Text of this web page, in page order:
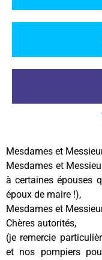
Mesdames et
Mesdames et
à certaines épouses
époux de maire !),
Mesdames et
Chères autorités,
(je remercie
et nos pompiers